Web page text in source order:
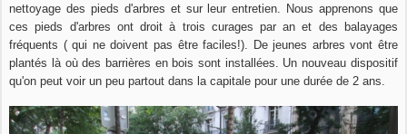
nettoyage des pieds d'arbres et sur leur entretien. Nous apprenons que
ces pieds d'arbres ont droit à trois curages par an et des balayages
fréquents ( qui ne doivent pas être faciles!). De jeunes arbres vont être
plantés là où des barrières en bois sont installées. Un nouveau dispositif
qu'on peut voir un peu partout dans la capitale pour une durée de 2 ans.